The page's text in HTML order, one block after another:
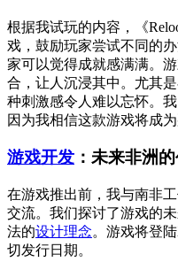
根据我试玩的内容，《
戏，鼓励玩家尝试不同的
家可以觉得成就感满满。
合，让人沉浸其中。尤其
种刺激感令人难以忘怀。
因为我相信这款游戏将成
游戏开发 ：未来非洲
在游戏推出前，我与南非
交流。我们探讨了游戏的
法的设计理念。游戏将登
切发行日期。